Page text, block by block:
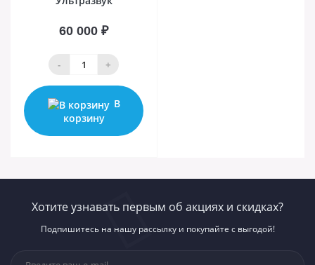
60 000 ₽
- +
В
корзину
Хотите узнавать первым об акциях и скидках?
Подпишитесь на нашу рассылку и покупайте с выгодой!